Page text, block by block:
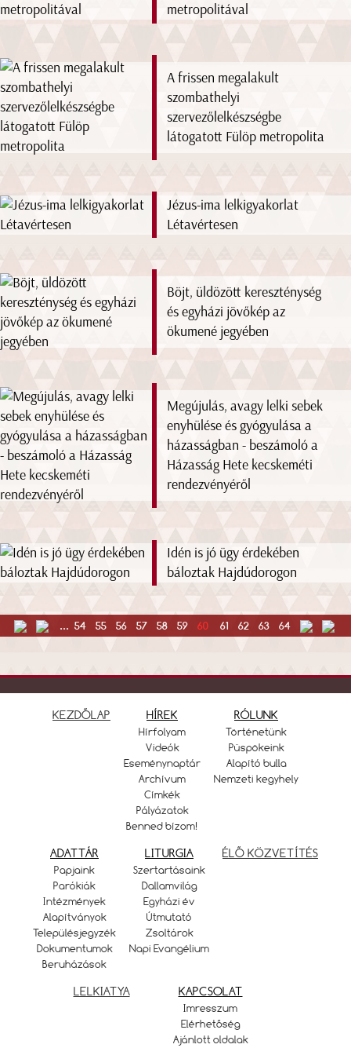
metropolitával
A frissen megalakult
szombathelyi
szervezőlelkészségbe
látogatott Fülöp metropolita
Jézus-ima lelkigyakorlat
Létavértesen
Böjt, üldözött kereszténység
és egyházi jövőkép az
ökumené jegyében
Megújulás, avagy lelki sebek
enyhülése és gyógyulása a
házasságban - beszámoló a
Házasság Hete kecskeméti
rendezvényéről
Idén is jó ügy érdekében
báloztak Hajdúdorogon
... 54 55 56 57 58 59 60 61 62 63 64
KEZDŐLAP HÍREK
Hírfolyam
Videók
Eseménynaptár
Archívum
Címkék
Pályázatok
Benned bízom!
RÓLUNK
Történetünk
Püspökeink
Alapító bulla
Nemzeti kegyhely
ADATTÁR
Papjaink
Parókiák
Intézmények
Alapítványok
Településjegyzék
Dokumentumok
Beruházások
LITURGIA
Szertartásaink
Dallamvilág
Egyházi év
Útmutató
Zsoltárok
Napi Evangélium
ÉLŐ KÖZVETÍTÉS
LELKIATYA KAPCSOLAT
Imresszum
Elérhetőség
Ajánlott oldalak